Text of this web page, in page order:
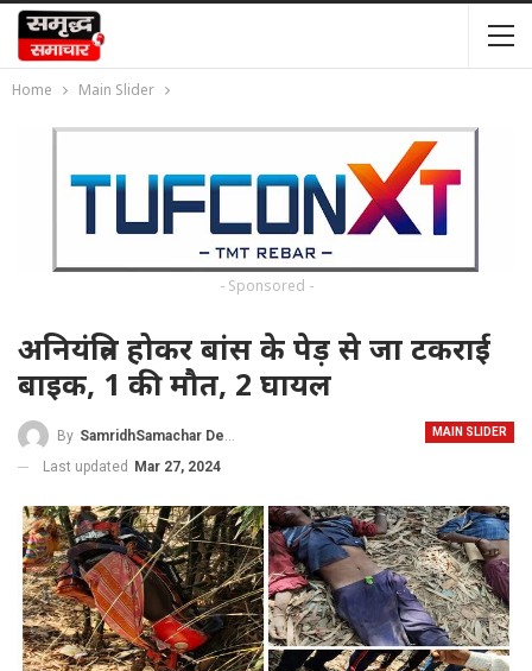
Home Main Slider
- Sponsored -
अनियंत्रित होकर बांस के पेड़ से जा टकराई
बाइक, 1 की मौत, 2 घायल
MAIN SLIDER
By SamridhSamachar Desk
Last updated Mar 27, 2024